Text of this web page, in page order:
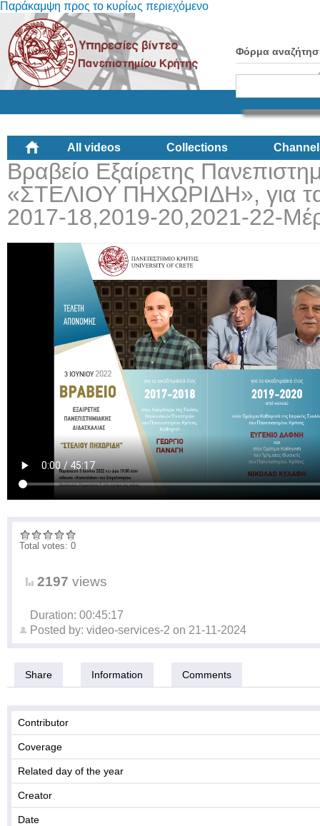
Παράκαμψη προς το κυρίως περιεχόμενο
Φόρμα
All videos Collections
Βραβείο Εξαίρετης
«ΣΤΕΛΙΟΥ ΠΗΧΩΡΙΔΗ», για
2017-18,2019-20,2021-22-
Total votes: 0
2197 views
Duration: 00:45:17
Posted by: video-services-2 on 21-11-2024
Share Information Comments
Contributor
Coverage
Related day of the year
Creator
Date